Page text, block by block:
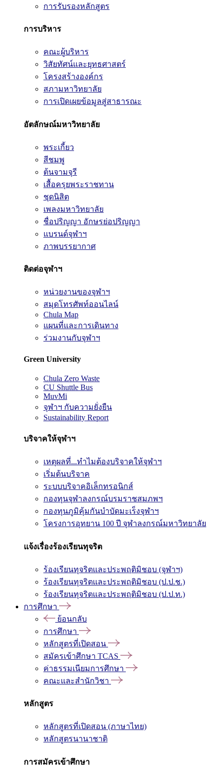
การรับรองหลักสูตร
การบริหาร
คณะผู้บริหาร
วิสัยทัศน์และยุทธศาสตร์
โครงสร้างองค์กร
สภามหาวิทยาลัย
การเปิดเผยข้อมูลสู่สาธารณะ
อัตลักษณ์มหาวิทยาลัย
พระเกี้ยว
สีชมพู
ต้นจามจุรี
เสื้อครุยพระราชทาน
ชุดนิสิต
เพลงมหาวิทยาลัย
ชื่อปริญญา อักษรย่อปริญญา
แบรนด์จุฬาฯ
ภาพบรรยากาศ
ติดต่อจุฬาฯ
หน่วยงานของจุฬาฯ
สมุดโทรศัพท์ออนไลน์
Chula Map
แผนที่และการเดินทาง
ร่วมงานกับจุฬาฯ
Green University
Chula Zero Waste
CU Shuttle Bus
MuvMi
จุฬาฯ กับความยั่งยืน
Sustainability Report
บริจาคให้จุฬาฯ
เหตุผลที่...ทำไมต้องบริจาคให้จุฬาฯ
เริ่มต้นบริจาค
ระบบบริจาคอิเล็กทรอนิกส์
กองทุนจุฬาลงกรณ์บรมราชสมภพฯ
กองทุนภูมิคุ้มกันบำบัดมะเร็งจุฬาฯ
โครงการอุทยาน 100 ปี จุฬาลงกรณ์มหาวิทยาลัย
แจ้งเรื่องร้องเรียนทุจริต
ร้องเรียนทุจริตและประพฤติมิชอบ (จุฬาฯ)
ร้องเรียนทุจริตและประพฤติมิชอบ (ป.ป.ช.)
ร้องเรียนทุจริตและประพฤติมิชอบ (ป.ป.ท.)
การศึกษา
ย้อนกลับ
การศึกษา
หลักสูตรที่เปิดสอน
สมัครเข้าศึกษา TCAS
ค่าธรรมเนียมการศึกษา
คณะและสำนักวิชา
หลักสูตร
หลักสูตรที่เปิดสอน (ภาษาไทย)
หลักสูตรนานาชาติ
การสมัครเข้าศึกษา